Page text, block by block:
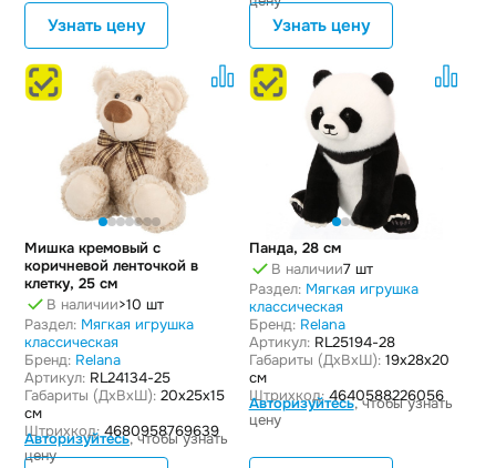
Узнать цену Узнать цену
Мишка кремовый с
коричневой ленточкой в
клетку, 25 см
В наличии>10 шт
Раздел: Мягкая игрушка
классическая
Бренд: Relana
Артикул: RL24134-25
Габариты (ДxВxШ): 20x25x15
см
Штрихкод: 4680958769639
Авторизуйтесь, чтобы узнать
цену
Панда, 28 см
В наличии7 шт
Раздел: Мягкая игрушка
классическая
Бренд: Relana
Артикул:RL25194-28
Габариты (ДxВxШ):19x28x20
см
Штрихкод:4640588226056
Авторизуйтесь, чтобы узнать
цену